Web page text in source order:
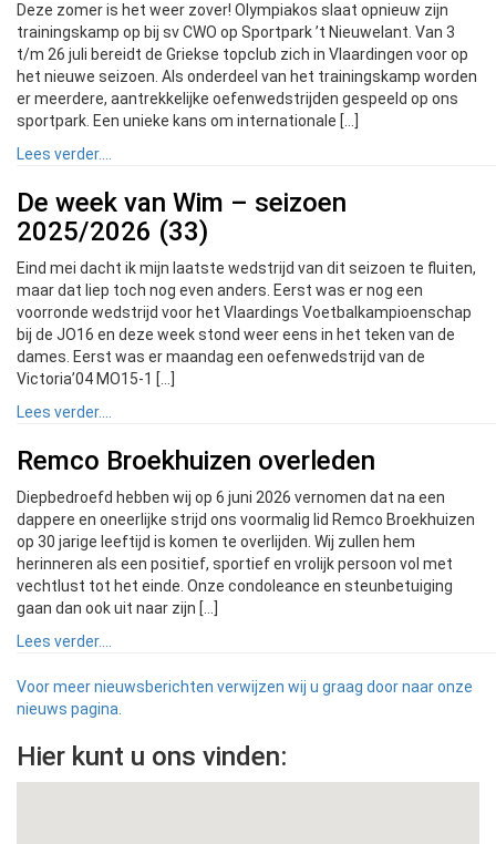
Deze zomer is het weer zover! Olympiakos slaat opnieuw zijn
trainingskamp op bij sv CWO op Sportpark ’t Nieuwelant. Van 3
t/m 26 juli bereidt de Griekse topclub zich in Vlaardingen voor op
het nieuwe seizoen. Als onderdeel van het trainingskamp worden
er meerdere, aantrekkelijke oefenwedstrijden gespeeld op ons
sportpark. Een unieke kans om internationale […]
Lees verder....
De week van Wim – seizoen
2025/2026 (33)
Eind mei dacht ik mijn laatste wedstrijd van dit seizoen te fluiten,
maar dat liep toch nog even anders. Eerst was er nog een
voorronde wedstrijd voor het Vlaardings Voetbalkampioenschap
bij de JO16 en deze week stond weer eens in het teken van de
dames. Eerst was er maandag een oefenwedstrijd van de
Victoria’04 MO15-1 […]
Lees verder....
Remco Broekhuizen overleden
Diepbedroefd hebben wij op 6 juni 2026 vernomen dat na een
dappere en oneerlijke strijd ons voormalig lid Remco Broekhuizen
op 30 jarige leeftijd is komen te overlijden. Wij zullen hem
herinneren als een positief, sportief en vrolijk persoon vol met
vechtlust tot het einde. Onze condoleance en steunbetuiging
gaan dan ook uit naar zijn […]
Lees verder....
Voor meer nieuwsberichten verwijzen wij u graag door naar onze
nieuws pagina.
Hier kunt u ons vinden: